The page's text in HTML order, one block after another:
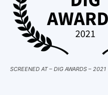
SCREENED AT – DIG AWARDS – 2021